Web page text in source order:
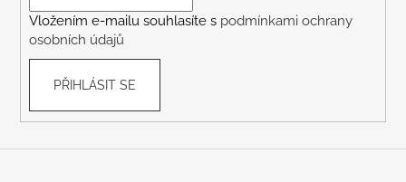
Vložením e-mailu souhlasíte s podmínkami ochrany
osobních údajů
PŘIHLÁSIT SE